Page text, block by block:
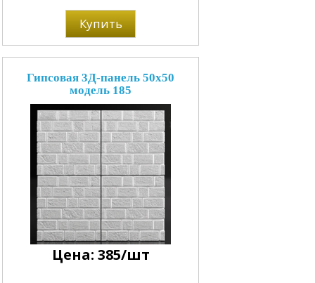
Купить
Гипсовая 3Д-панель 50x50
модель 185
Цена: 385/шт